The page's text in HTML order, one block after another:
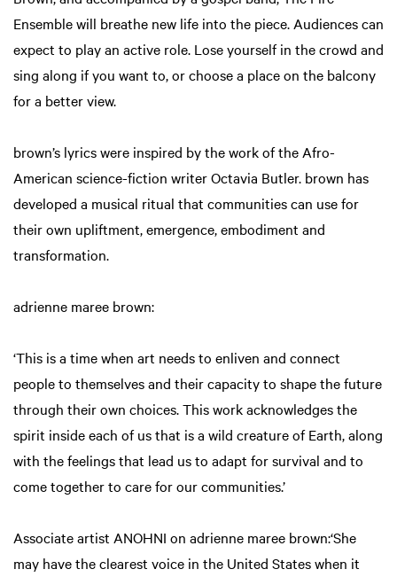
Ensemble will breathe new life into the piece. Audiences can
expect to play an active role. Lose yourself in the crowd and
sing along if you want to, or choose a place on the balcony
for a better view.
brown’s lyrics were inspired by the work of the Afro-
American science-fiction writer Octavia Butler. brown has
developed a musical ritual that communities can use for
their own upliftment, emergence, embodiment and
transformation.
adrienne maree brown:
‘This is a time when art needs to enliven and connect
people to themselves and their capacity to shape the future
through their own choices. This work acknowledges the
spirit inside each of us that is a wild creature of Earth, along
with the feelings that lead us to adapt for survival and to
come together to care for our communities.’
Associate artist ANOHNI on adrienne maree brown:‘She
may have the clearest voice in the United States when it